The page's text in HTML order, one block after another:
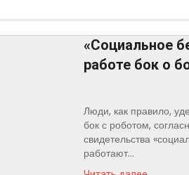
«Социальное
работе бок о
Люди, как правило,
бок с роботом,
свидетельства
работают...